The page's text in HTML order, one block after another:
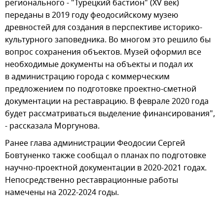
регионального - "Турецкий бастион" (XV век)
переданы в 2019 году феодосийскому музею
древностей для создания в перспективе историко-
культурного заповедника. Во многом это решило бы
вопрос сохранения объектов. Музей оформил все
необходимые документы на объекты и подал их
в администрацию города с коммерческим
предложением по подготовке проектно-сметной
документации на реставрацию. В феврале 2020 года
будет рассматриваться выделение финансирования",
- рассказала Моргунова.
Ранее глава администрации Феодосии Сергей
Бовтуненко также сообщал о планах по подготовке
научно-проектной документации в 2020-2021 годах.
Непосредственно реставрационные работы
намечены на 2022-2024 годы.